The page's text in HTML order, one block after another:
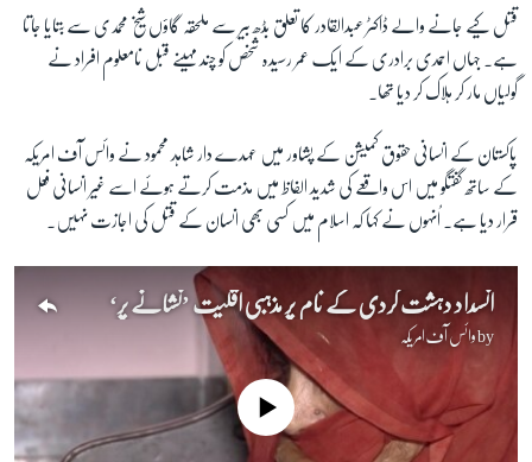
زبان
قتل کیے جانے والے ڈاکٹر عبدالقادر کا تعلق بڈھ بیر سے ملحقہ گاؤں شیخ محمدی سے بتایا جاتا
ہے۔ جہاں احمدی برادری کے ایک عمر رسیدہ شخص کو چند مہینے قبل نامعلوم افراد نے
گولیاں مار کر ہلاک کر دیا تھا۔
پاکستان کے انسانی حقوق کمیشن کے پشاور میں عہدے دار شاہد محمود نے وائس آف امریکہ
کے ساتھ گفتگو میں اس واقعے کی شدید الفاظ میں مذمت کرتے ہوئے اسے غیر انسانی فعل
قرار دیا ہے۔ اُنہوں نے کہا کہ اسلام میں کسی بھی انسان کے قتل کی اجازت نہیں۔
انسداد دہشت گردی کے نام پر مذہبی اقلیت ’نشانے پر‘
byوائس آف امریکہ
No media source currently available